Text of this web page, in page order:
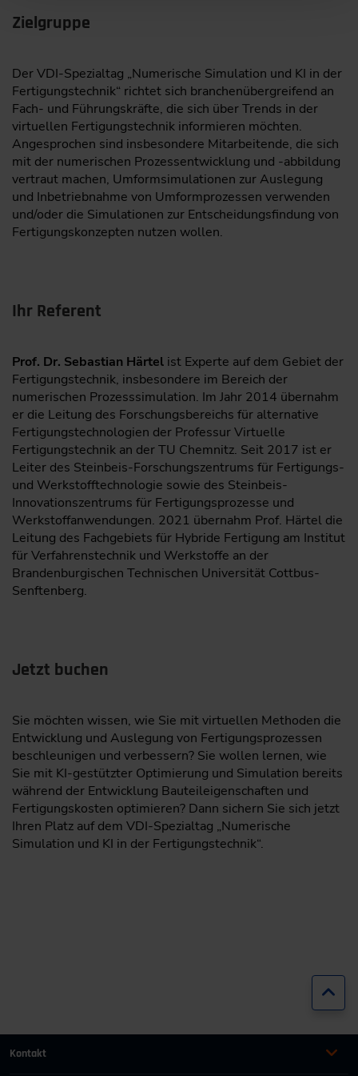
Zielgruppe
Der VDI-Spezialtag „Numerische Simulation und KI in der
Fertigungstechnik“ richtet sich branchenübergreifend an
Fach- und Führungskräfte, die sich über Trends in der
virtuellen Fertigungstechnik informieren möchten.
Angesprochen sind insbesondere Mitarbeitende, die sich
mit der numerischen Prozessentwicklung und -abbildung
vertraut machen, Umformsimulationen zur Auslegung
und Inbetriebnahme von Umformprozessen verwenden
und/oder die Simulationen zur Entscheidungsfindung von
Fertigungskonzepten nutzen wollen.
Ihr Referent
Prof. Dr. Sebastian Härtel ist Experte auf dem Gebiet der
Fertigungstechnik, insbesondere im Bereich der
numerischen Prozesssimulation. Im Jahr 2014 übernahm
er die Leitung des Forschungsbereichs für alternative
Fertigungstechnologien der Professur Virtuelle
Fertigungstechnik an der TU Chemnitz. Seit 2017 ist er
Leiter des Steinbeis-Forschungszentrums für Fertigungs-
und Werkstofftechnologie sowie des Steinbeis-
Innovationszentrums für Fertigungsprozesse und
Werkstoffanwendungen. 2021 übernahm Prof. Härtel die
Leitung des Fachgebiets für Hybride Fertigung am Institut
für Verfahrenstechnik und Werkstoffe an der
Brandenburgischen Technischen Universität Cottbus-
Senftenberg.
Jetzt buchen
Sie möchten wissen, wie Sie mit virtuellen Methoden die
Entwicklung und Auslegung von Fertigungsprozessen
beschleunigen und verbessern? Sie wollen lernen, wie
Sie mit KI-gestützter Optimierung und Simulation bereits
während der Entwicklung Bauteileigenschaften und
Fertigungskosten optimieren? Dann sichern Sie sich jetzt
Ihren Platz auf dem VDI-Spezialtag „Numerische
Simulation und KI in der Fertigungstechnik“.
Kontakt